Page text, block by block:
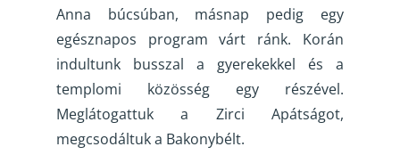
Anna búcsúban, másnap pedig egy
egésznapos program várt ránk. Korán
indultunk busszal a gyerekekkel és a
templomi közösség egy részével.
Meglátogattuk a Zirci Apátságot,
megcsodáltuk a Bakonybélt.